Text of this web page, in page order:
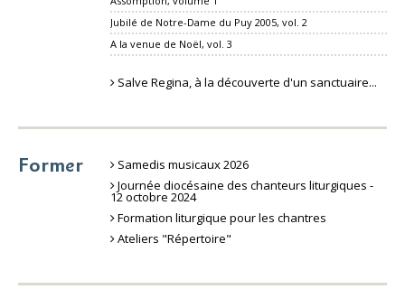
Jubilé de Notre-Dame du Puy 2005, vol. 2
A la venue de Noël, vol. 3
Salve Regina, à la découverte d'un sanctuaire...
Former
Samedis musicaux 2026
Journée diocésaine des chanteurs liturgiques -
12 octobre 2024
Formation liturgique pour les chantres
Ateliers "Répertoire"